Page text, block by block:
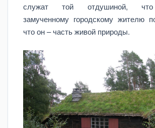
служат той отдушиной, что
замученному городскому жителю
что он – часть живой природы.